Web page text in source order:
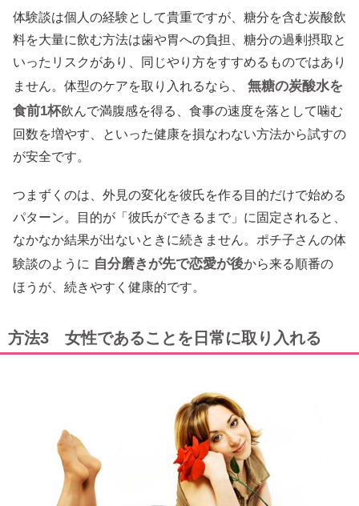
体験談は個人の経験として貴重ですが、糖分を含む炭酸飲
料を大量に飲む方法は歯や胃への負担、糖分の過剰摂取と
いったリスクがあり、同じやり方をすすめるものではあり
ません。体型のケアを取り入れるなら、
無糖の炭酸水を
食前1杯飲んで満腹感を得る、食事の速度を落として噛む
回数を増やす、といった健康を損なわない方法から試すの
が安全です。
つまずくのは、外見の変化を彼氏を作る目的だけで始める
パターン。目的が「彼氏ができるまで」に固定されると、
なかなか結果が出ないときに続きません。ポチ子さんの体
験談のように 自分磨きが先で恋愛が後から来る順番の
ほうが、続きやすく健康的です。
方法3 女性であることを日常に取り入れる